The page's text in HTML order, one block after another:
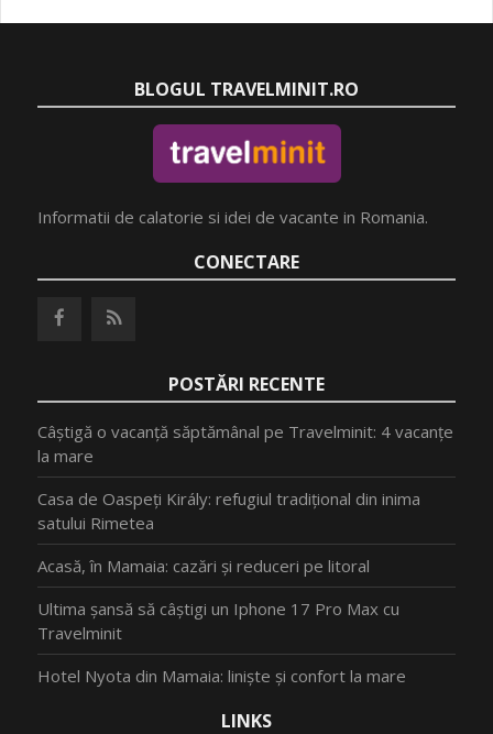
BLOGUL TRAVELMINIT.RO
Informatii de calatorie si idei de vacante in Romania.
CONECTARE
POSTĂRI RECENTE
Câștigă o vacanță săptămânal pe Travelminit: 4 vacanțe
la mare
Casa de Oaspeți Király: refugiul tradițional din inima
satului Rimetea
Acasă, în Mamaia: cazări și reduceri pe litoral
Ultima șansă să câștigi un Iphone 17 Pro Max cu
Travelminit
Hotel Nyota din Mamaia: liniște și confort la mare
LINKS